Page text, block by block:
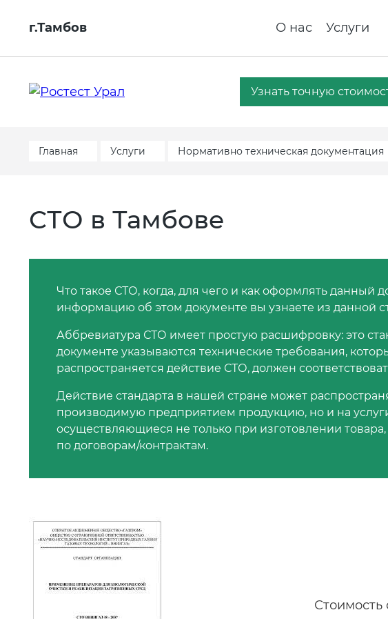
г.Тамбов О нас Услуги
Узнать точную
Главная Услуги Нормативно техническая документация
СТО в Тамбове
Что такое СТО, когда, для чего и как оформлять данный
информацию об этом документе вы узнаете из данной
Аббревиатура СТО имеет простую расшифровку: это
документе указываются технические требования,
распространяется действие СТО, должен
Действие стандарта в нашей стране может
производимую предприятием продукцию, но и на
осуществляющиеся не только при изготовлении
по договорам/контрактам.
Стоимость